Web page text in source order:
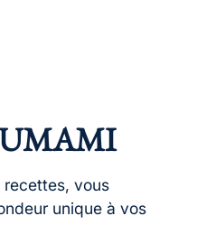
recettes, vous
unique à vos